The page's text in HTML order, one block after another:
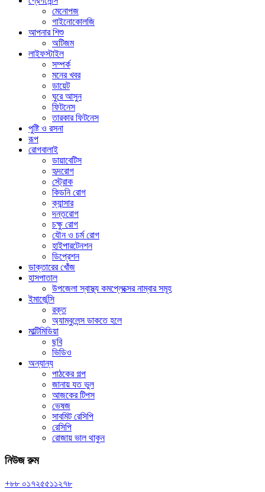
মেনোপজ
গাইনোকোলজি
আপনার শিশু
অটিজম
লাইফস্টাইল
সম্পর্ক
মনের খবর
ডায়েট
ঘুরে আসুন
ফিটনেস
তারকার ফিটনেস
পুষ্টি ও রসনা
রূপ
রোগবালাই
ডায়াবেটিস
হৃদরোগ
স্ট্রোক
কিডনি রোগ
ক্যান্সার
দন্তরোগ
চক্ষু রোগ
যৌন ও চর্ম রোগ
হাইপারটেনশন
ডিপ্রেশন
ডাক্তারের খোঁজ
হাসপাতাল
উপজেলা স্বাস্থ্য কমপ্লেক্সের নাম্বার সমূহ
ইমার্জেন্সি
রক্ত
অ্যাম্বুলেন্স ডাকতে হলে
মাল্টিমিডিয়া
ছবি
ভিডিও
অন্যান্য
পাঠকের গল্প
জানায় যত ভুল
আজকের টিপস
ভেষজ
সাবমিট রেসিপি
রেসিপি
রোজায় ভাল থাকুন
নিউজ রুম
+৮৮ ০১৭২৫৫১১২৭৮